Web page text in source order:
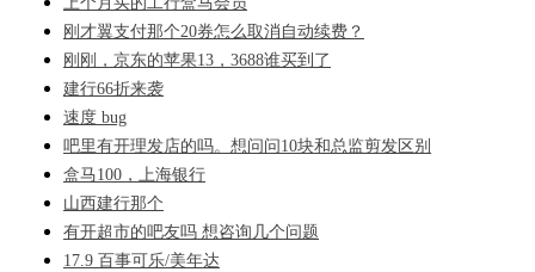
刚才翼支付那个20券怎么取消自动续费？
刚刚，京东的苹果13，3688谁买到了
建行66折来袭
速度 bug
吧里有开理发店的吗。想问问10块和总监剪发区别
盒马100，上海银行
山西建行那个
有开超市的吧友吗 想咨询几个问题
17.9 百事可乐/美年达